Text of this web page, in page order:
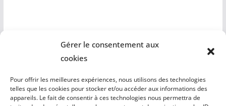
Gérer le consentement aux
cookies
Pour offrir les meilleures expériences, nous utilisons des technologies
telles que les cookies pour stocker et/ou accéder aux informations des
appareils. Le fait de consentir à ces technologies nous permettra de
Venez nous rejoindre si vous partagez nos
convictions. Nous n'en serons que plus forts pour
Nos coordonnées :Association Demain Les Mathes,